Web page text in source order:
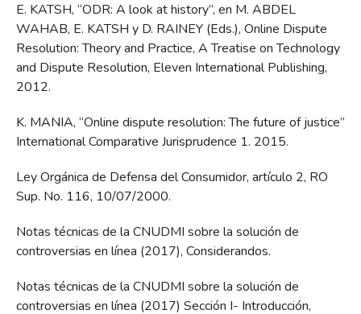
E. KATSH, “ODR: A look at history”, en M. ABDEL
WAHAB, E. KATSH y D. RAINEY (Eds.), Online Dispute
Resolution: Theory and Practice, A Treatise on Technology
and Dispute Resolution, Eleven International Publishing,
2012.
K. MANIA, “Online dispute resolution: The future of justice”
International Comparative Jurisprudence 1. 2015.
Ley Orgánica de Defensa del Consumidor, artículo 2, RO
Sup. No. 116, 10/07/2000.
Notas técnicas de la CNUDMI sobre la solución de
controversias en línea (2017), Considerandos.
Notas técnicas de la CNUDMI sobre la solución de
controversias en línea (2017) Sección I- Introducción,